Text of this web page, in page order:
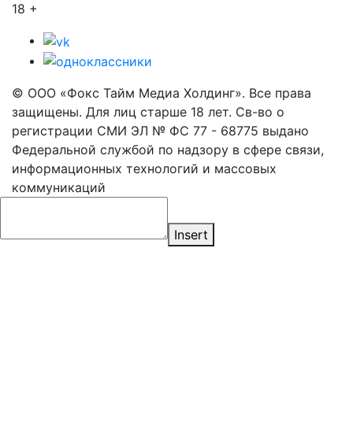
18 +
© ООО «Фокс Тайм Медиа Холдинг». Все права
защищены. Для лиц старше 18 лет. Св-во о
регистрации СМИ ЭЛ № ФС 77 - 68775 выдано
Федеральной службой по надзору в сфере связи,
информационных технологий и массовых
коммуникаций
Insert